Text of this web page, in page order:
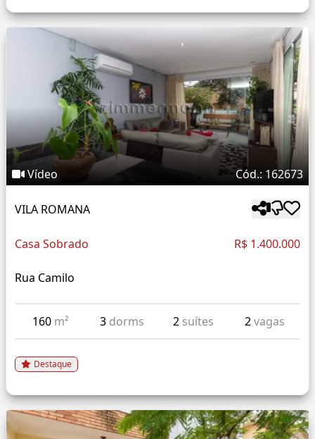
Vídeo Cód.: 162673
VILA ROMANA
Casa Sobrado R$ 1.400.000
Rua Camilo
160 m² 3 dorms 2 suítes 2vagas
Destaque